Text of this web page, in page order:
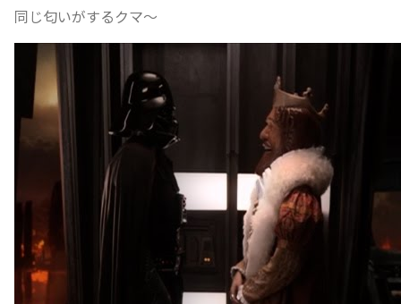
同じ匂いがするクマ〜